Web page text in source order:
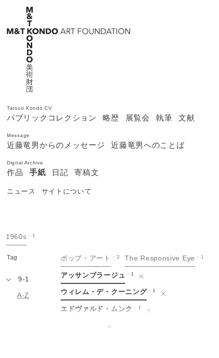
Tatsuo Kondo CV
パブリックコレクション 略歴 展覧会 執筆 文献
Message
近藤竜男からのメッセージ 近藤竜男へのことば
Digital Archive
作品 手紙 日記 寄稿文
ニュース サイトについて
手
紙
1960s 1
Tag
9-1
A-Z
ポップ・アート 2 The Responsive Eye 1
アッサンブラージュ 1
ウィレム・デ・クーニング 1
エドヴァルド・ムンク 1
エルズワース・ケリー
↓